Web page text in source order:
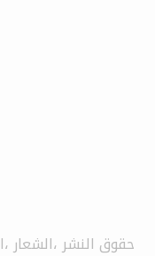
حقوق النشر ،الشعار